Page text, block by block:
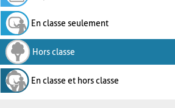
En classe seulement
Hors classe
En classe et hors classe